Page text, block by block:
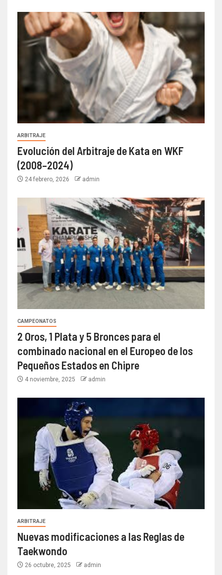
ARBITRAJE
Evolución del Arbitraje de Kata en WKF
(2008–2024)
24 febrero, 2026 admin
CAMPEONATOS
2 Oros, 1 Plata y 5 Bronces para el
combinado nacional en el Europeo de los
Pequeños Estados en Chipre
4 noviembre, 2025 admin
ARBITRAJE
Nuevas modificaciones a las Reglas de
Taekwondo
26 octubre, 2025 admin